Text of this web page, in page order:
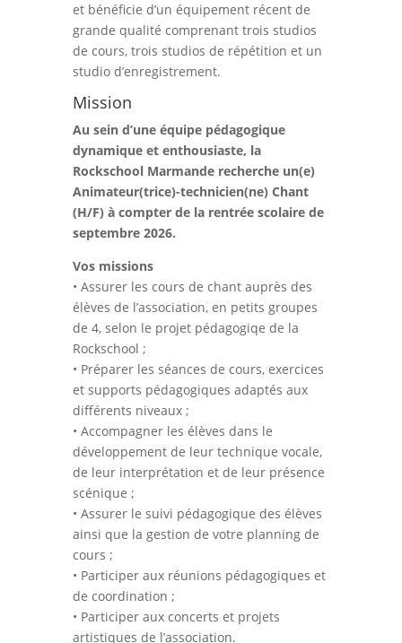
et bénéficie d’un équipement récent de
grande qualité comprenant trois studios
de cours, trois studios de répétition et un
studio d’enregistrement.
Mission
Au sein d’une équipe pédagogique
dynamique et enthousiaste, la
Rockschool Marmande recherche un(e)
Animateur(trice)-technicien(ne) Chant
(H/F) à compter de la rentrée scolaire de
septembre 2026.
Vos missions
• Assurer les cours de chant auprès des
élèves de l’association, en petits groupes
de 4, selon le projet pédagogiqe de la
Rockschool ;
• Préparer les séances de cours, exercices
et supports pédagogiques adaptés aux
différents niveaux ;
• Accompagner les élèves dans le
développement de leur technique vocale,
de leur interprétation et de leur présence
scénique ;
• Assurer le suivi pédagogique des élèves
ainsi que la gestion de votre planning de
cours ;
• Participer aux réunions pédagogiques et
de coordination ;
• Participer aux concerts et projets
artistiques de l’association.